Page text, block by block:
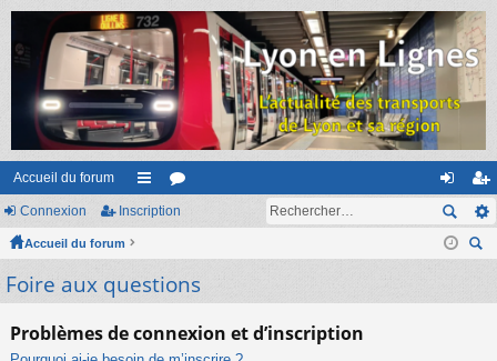
Accueil du forum
ac
ur
s
or
m
on
ne
ns
cri
Connexion Inscription
Accueil du forum
Foire aux questions
Problèmes de connexion et d’inscription